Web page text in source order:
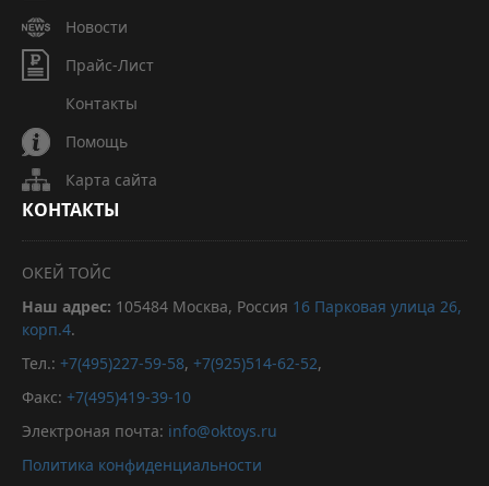
Новости
Прайс-Лист
Контакты
Помощь
Карта сайта
КОНТАКТЫ
ОКЕЙ ТОЙС
Наш адрес: 105484 Москва, Россия 16 Парковая улица 26,
корп.4.
Тел.: +7(495)227-59-58, +7(925)514-62-52,
Факс: +7(495)419-39-10
Электроная почта: info@oktoys.ru
Политика конфиденциальности